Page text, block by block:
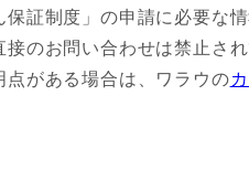
証制度」の申請に必要な情
のお問い合わせは禁止され
がある場合は、ワラウの